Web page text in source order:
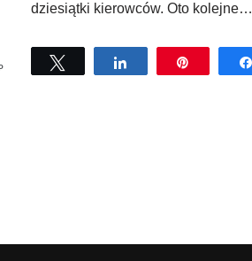
dziesiątki kierowców. Oto kolejne…
Tweetuj Udostępnij Przypnij